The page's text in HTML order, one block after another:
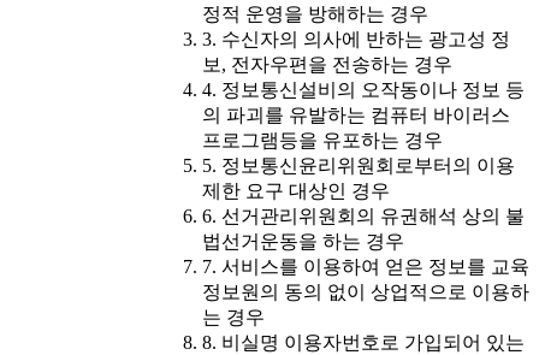
정적 운영을 방해하는 경우
3. 수신자의 의사에 반하는 광고성 정
보, 전자우편을 전송하는 경우
4. 정보통신설비의 오작동이나 정보 등
의 파괴를 유발하는 컴퓨터 바이러스
프로그램등을 유포하는 경우
5. 정보통신윤리위원회로부터의 이용
제한 요구 대상인 경우
6. 선거관리위원회의 유권해석 상의 불
법선거운동을 하는 경우
7. 서비스를 이용하여 얻은 정보를 교육
정보원의 동의 없이 상업적으로 이용하
는 경우
8. 비실명 이용자번호로 가입되어 있는